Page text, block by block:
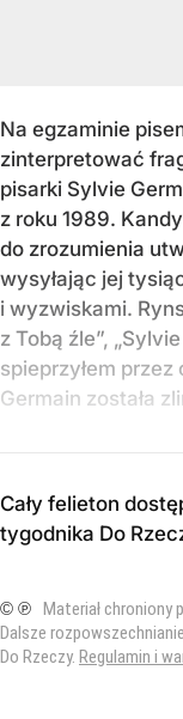
Na egzaminie
zinterpretować
pisarki Sylvie
z roku 1989.
do zrozumienia
wysyłając jej
i wyzwiskami.
z Tobą źle”,
spieprzyłem
Germain została
Cały felieton
tygodnika Do
© ℗ Materiał chroniony
Dalsze
Do Rzeczy. Regulamin i